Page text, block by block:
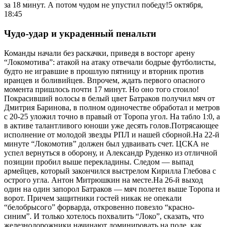
за 18 минут. А потом чудом не упустил победу!5 октября,
18:45
Чудо-удар и украденный пенальти
Команды начали без раскачки, приведя в восторг арену
“Локомотива”: атакой на атаку отвечали бодрые футболисты,
будто не игравшие в прошлую пятницу и вторник против
иранцев и боливийцев. Впрочем, ждать первого опасного
момента пришлось почти 17 минут. Но оно того стоило!
Покрасивший волосы в белый цвет Батраков получил мяч от
Дмитрия Баринова, в полном одиночестве обработал и метров
с 20-25 уложил точно в правый от Торопа угол. На табло 1:0, а
в активе талантливого юноши уже десять голов.Потрясающее
исполнение от молодой звезды РПЛ и нашей сборной.На 22-й
минуте “Локомотив” должен был удваивать счет. ЦСКА не
успел вернуться в оборону, и Александр Руденко из отличной
позиции пробил выше перекладины. Следом — выпад
армейцев, который закончился выстрелом Кирилла Глебова с
острого угла. Антон Митрюшкин на месте.На 26-й выход
один на один запорол Батраков — мяч полетел выше Торопа и
ворот. Причем защитники гостей никак не опекали
“белобрысого” форварда, откровенно повезло “красно-
синим”. И только хотелось похвалить “Локо”, сказать, что
железнодорожники начинают доминировать на поле, как